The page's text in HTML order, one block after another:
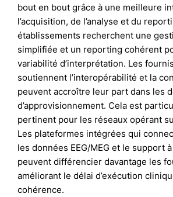
bout en bout grâce à une meilleure
l’acquisition, de l’analyse et du
établissements recherchent une
simplifiée et un reporting cohérent
variabilité d’interprétation. Les
soutiennent l’interopérabilité et la
peuvent accroître leur part dans les
d’approvisionnement. Cela est
pertinent pour les réseaux opérant
Les plateformes intégrées qui
les données EEG/MEG et le support
peuvent différencier davantage les
améliorant le délai d’exécution
cohérence.